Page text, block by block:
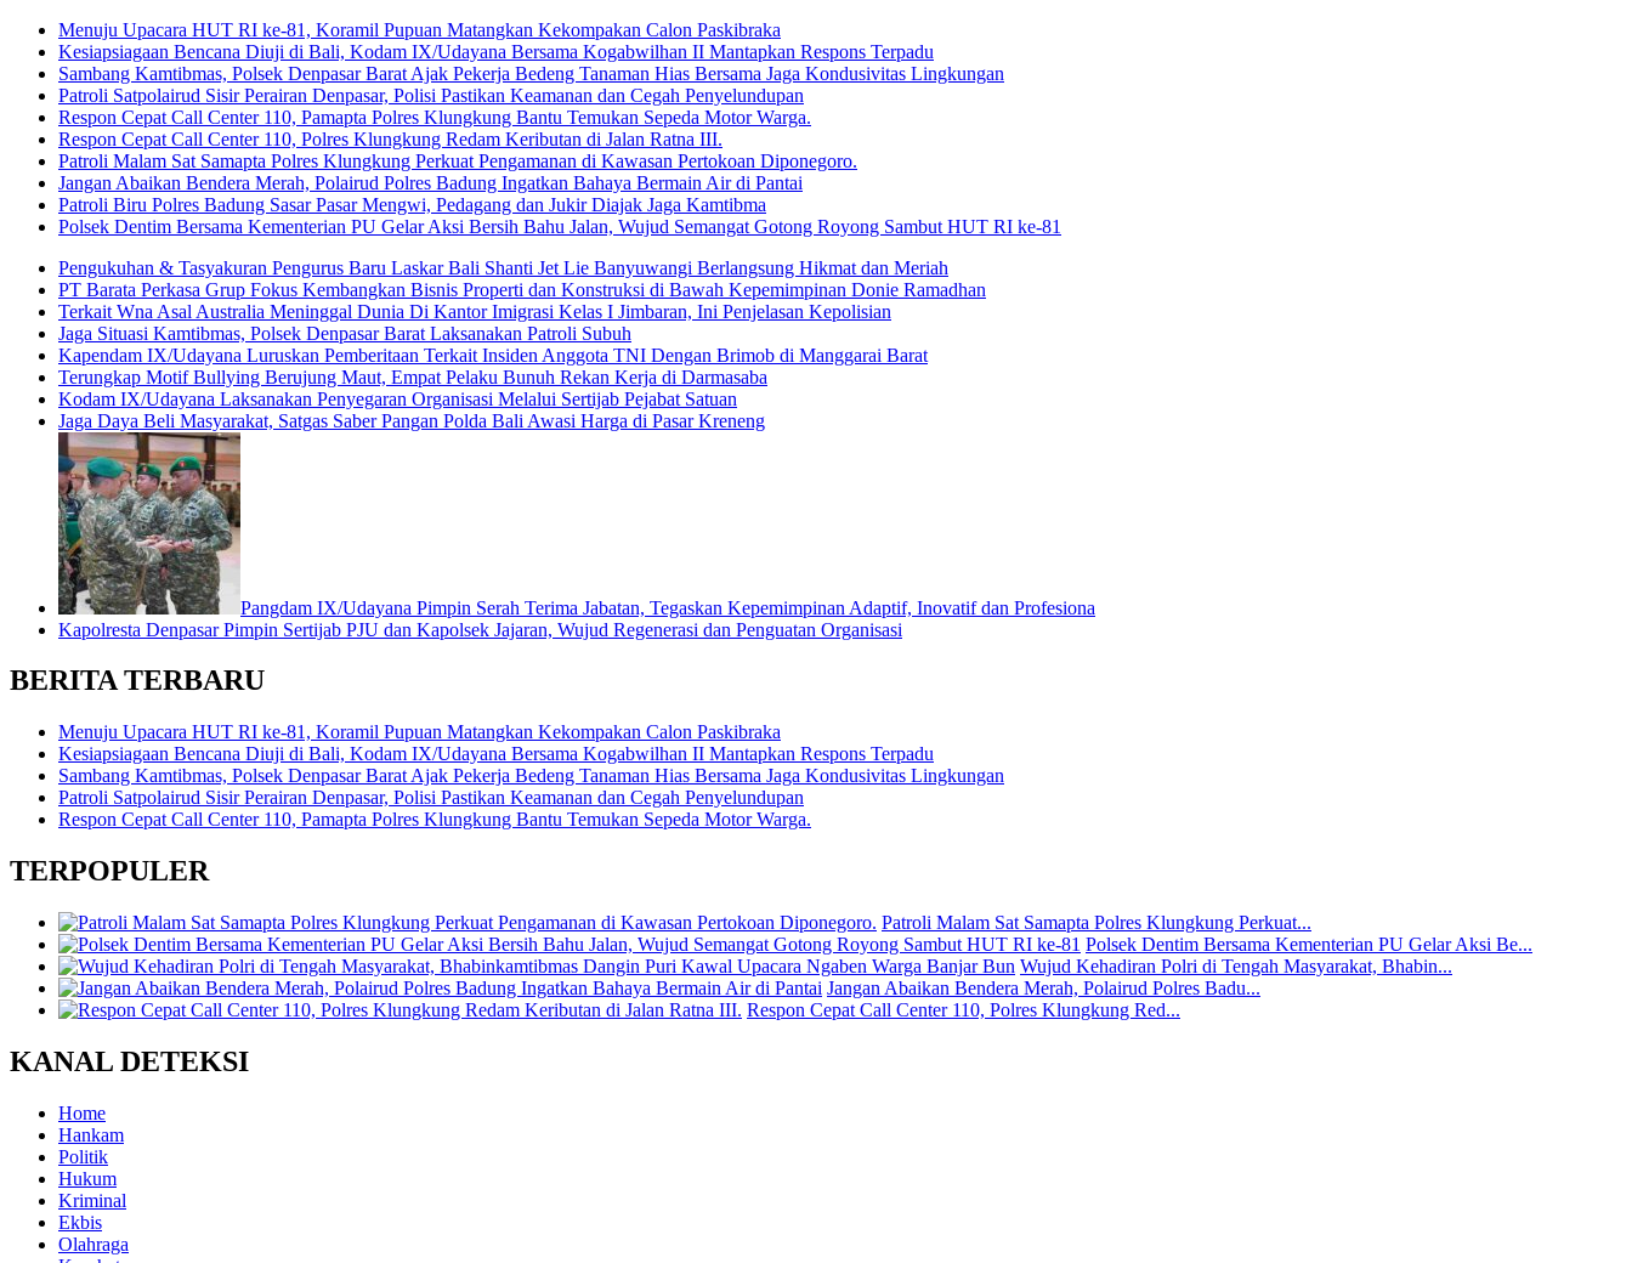
Menuju Upacara HUT RI ke-81, Koramil Pupuan Matangkan Kekompakan Calon Paskibraka
Kesiapsiagaan Bencana Diuji di Bali, Kodam IX/Udayana Bersama Kogabwilhan II Mantapkan Respons Terpadu
Sambang Kamtibmas, Polsek Denpasar Barat Ajak Pekerja Bedeng Tanaman Hias Bersama Jaga Kondusivitas Lingkungan
Patroli Satpolairud Sisir Perairan Denpasar, Polisi Pastikan Keamanan dan Cegah Penyelundupan
Respon Cepat Call Center 110, Pamapta Polres Klungkung Bantu Temukan Sepeda Motor Warga.
Respon Cepat Call Center 110, Polres Klungkung Redam Keributan di Jalan Ratna III.
Patroli Malam Sat Samapta Polres Klungkung Perkuat Pengamanan di Kawasan Pertokoan Diponegoro.
Jangan Abaikan Bendera Merah, Polairud Polres Badung Ingatkan Bahaya Bermain Air di Pantai
Patroli Biru Polres Badung Sasar Pasar Mengwi, Pedagang dan Jukir Diajak Jaga Kamtibma
Polsek Dentim Bersama Kementerian PU Gelar Aksi Bersih Bahu Jalan, Wujud Semangat Gotong Royong Sambut HUT RI ke-81
Pengukuhan & Tasyakuran Pengurus Baru Laskar Bali Shanti Jet Lie Banyuwangi Berlangsung Hikmat dan Meriah
PT Barata Perkasa Grup Fokus Kembangkan Bisnis Properti dan Konstruksi di Bawah Kepemimpinan Donie Ramadhan
Terkait Wna Asal Australia Meninggal Dunia Di Kantor Imigrasi Kelas I Jimbaran, Ini Penjelasan Kepolisian
Jaga Situasi Kamtibmas, Polsek Denpasar Barat Laksanakan Patroli Subuh
Kapendam IX/Udayana Luruskan Pemberitaan Terkait Insiden Anggota TNI Dengan Brimob di Manggarai Barat
Terungkap Motif Bullying Berujung Maut, Empat Pelaku Bunuh Rekan Kerja di Darmasaba
Kodam IX/Udayana Laksanakan Penyegaran Organisasi Melalui Sertijab Pejabat Satuan
Jaga Daya Beli Masyarakat, Satgas Saber Pangan Polda Bali Awasi Harga di Pasar Kreneng
Pangdam IX/Udayana Pimpin Serah Terima Jabatan, Tegaskan Kepemimpinan Adaptif, Inovatif dan Profesiona
Kapolresta Denpasar Pimpin Sertijab PJU dan Kapolsek Jajaran, Wujud Regenerasi dan Penguatan Organisasi
BERITA TERBARU
Menuju Upacara HUT RI ke-81, Koramil Pupuan Matangkan Kekompakan Calon Paskibraka
Kesiapsiagaan Bencana Diuji di Bali, Kodam IX/Udayana Bersama Kogabwilhan II Mantapkan Respons Terpadu
Sambang Kamtibmas, Polsek Denpasar Barat Ajak Pekerja Bedeng Tanaman Hias Bersama Jaga Kondusivitas Lingkungan
Patroli Satpolairud Sisir Perairan Denpasar, Polisi Pastikan Keamanan dan Cegah Penyelundupan
Respon Cepat Call Center 110, Pamapta Polres Klungkung Bantu Temukan Sepeda Motor Warga.
TERPOPULER
Patroli Malam Sat Samapta Polres Klungkung Perkuat...
Polsek Dentim Bersama Kementerian PU Gelar Aksi Be...
Wujud Kehadiran Polri di Tengah Masyarakat, Bhabin...
Jangan Abaikan Bendera Merah, Polairud Polres Badu...
Respon Cepat Call Center 110, Polres Klungkung Red...
KANAL DETEKSI
Home
Hankam
Politik
Hukum
Kriminal
Ekbis
Olahraga